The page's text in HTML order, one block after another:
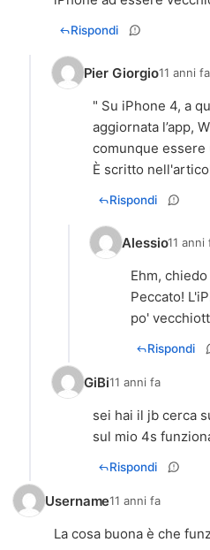
Rispondi
Pier Giorgio11 anni fa
" Su iPhone 4, a
aggiornata l’app,
comunque essere
È scritto
Rispondi
Alessio11 anni
Ehm,
Peccato!
po'
Rispondi
GiBi11 anni fa
sei hai il jb cerca
sul mio 4s
Rispondi
Username11 anni fa
La cosa buona è che